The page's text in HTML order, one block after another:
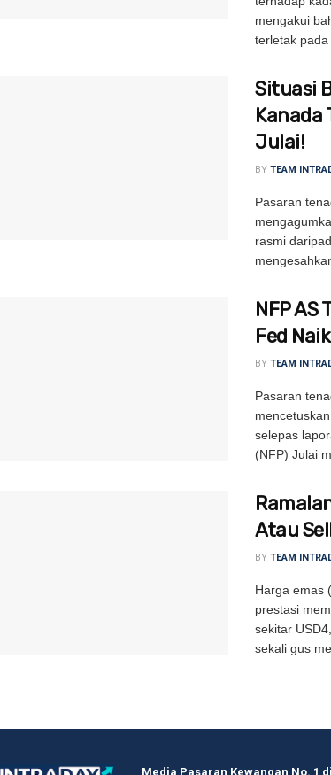
mengakui
terletak pada
Situasi
Kanada
Julai!
BY TEAM
Pasaran
rasmi
NFP AS
Fed
BY TEAM
Pasaran
selepas
(NFP) Julai
Atau
BY TEAM
Harga emas
prestasi
sekitar
sekali gus
Media Pasaran Kewangan No. 1